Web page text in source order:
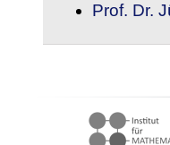
Prof. Dr.